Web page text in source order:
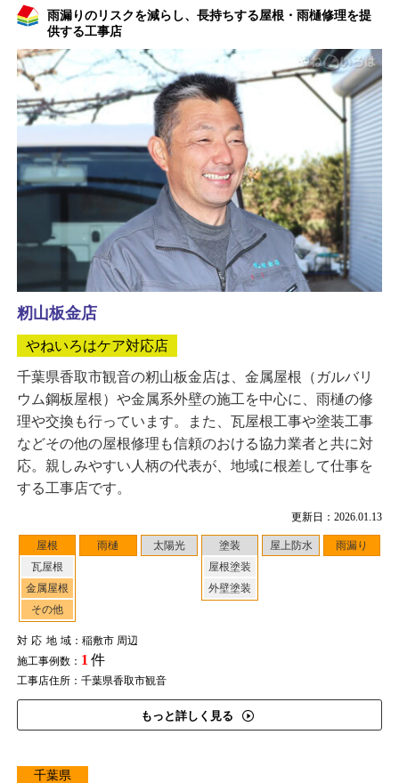
雨漏りのリスクを減らし、長持ちする屋根・雨樋修理を提
供する工事店
更新日：2026.01.13
屋根
瓦屋根
金属屋根
その他
雨樋 太陽光
塗装
屋根塗装
外壁塗装
屋上防水 雨漏り
対応地域：稲敷市 周辺
施工事例数： 1 件
工事店住所：千葉県香取市観音
もっと詳しく見る
籾山板金店
やねいろはケア対応店
千葉県香取市観音の籾山板金店は、金属屋根（ガルバリ
ウム鋼板屋根）や金属系外壁の施工を中心に、雨樋の修
理や交換も行っています。また、瓦屋根工事や塗装工事
などその他の屋根修理も信頼のおける協力業者と共に対
応。親しみやすい人柄の代表が、地域に根差して仕事を
する工事店です。
千葉県